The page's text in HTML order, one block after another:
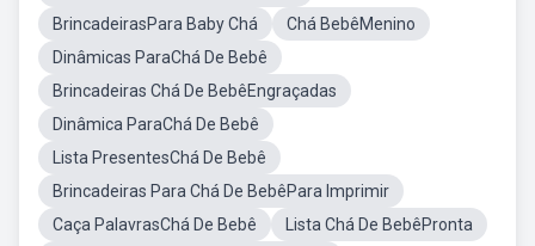
BrincadeirasPara Baby Chá
Chá BebêMenino
Dinâmicas ParaChá De Bebê
Brincadeiras Chá De BebêEngraçadas
Dinâmica ParaChá De Bebê
Lista PresentesChá De Bebê
Brincadeiras Para Chá De BebêPara Imprimir
Caça PalavrasChá De Bebê
Lista Chá De BebêPronta